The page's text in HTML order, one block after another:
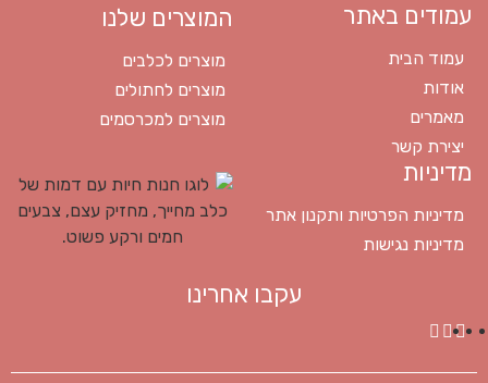
עמודים באתר
עמוד הבית
אודות
מאמרים
יצירת קשר
המוצרים שלנו
מוצרים לכלבים
מוצרים לחתולים
מוצרים למכרסמים
מדיניות
מדיניות הפרטיות ותקנון אתר
מדיניות נגישות
עקבו אחרינו